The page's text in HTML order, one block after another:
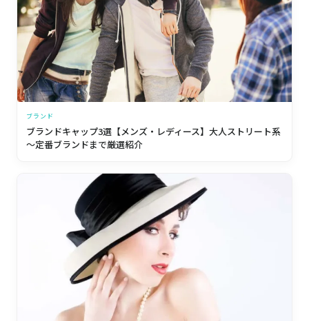
ブランド
ブランドキャップ3選【メンズ・レディース】大人ストリート系
～定番ブランドまで厳選紹介